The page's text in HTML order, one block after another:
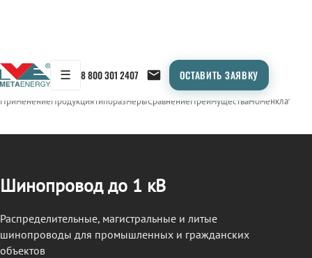
☰ 8 800 301 2407 ОСТАВИТЬ ЗАЯВКУ
← Продукция/ШИНОПРОВОД
ПрименениеПродукцияТипоразмерыСравнениеПреимуществаНоменклатура
Шинопровод до 1 кВ
Распределительные, магистральные и литые
шинопроводы для промышленных и гражданских
объектов